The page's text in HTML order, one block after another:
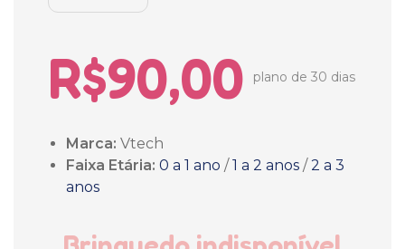
R$90,00 plano de 30 dias
Marca: Vtech
Faixa Etária: 0 a 1 ano /1 a 2 anos /2 a 3
anos